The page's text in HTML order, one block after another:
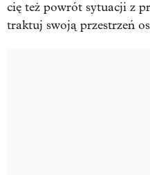
cię też powrót sytuacji z
traktuj swoją przestrzeń